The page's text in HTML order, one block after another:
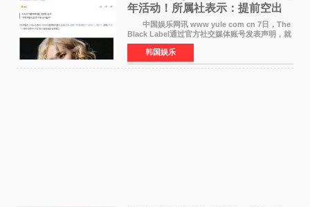
年活动！所属社表示：提前空出
了时间
中国娱乐网讯 www yule com cn 7日，The
Black Label通过官方社交媒体账号发表声明，就
近期网络上关于ROS&Eacute;个人行程及是否参
加BLACKPINK出道纪念活动的种种猜测作出正
式回应。 Th
韩国娱乐